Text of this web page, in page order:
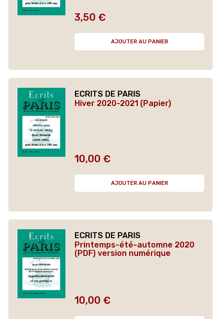
Prix
3,50 €
AJOUTER AU PANIER
ECRITS DE PARIS
Hiver 2020-2021 (Papier)
Prix
10,00 €
AJOUTER AU PANIER
ECRITS DE PARIS
Printemps-été-automne 2020
(PDF) version numérique
Prix
10,00 €